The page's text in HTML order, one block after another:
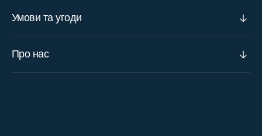
Умови та угоди
Про нас